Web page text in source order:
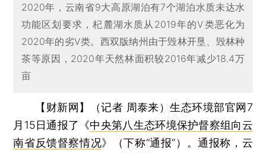
2020年，云南省9大高原湖泊有7个湖泊水质未达水
功能区划要求，杞麓湖水质从2019年的Ⅴ类恶化为
2020年的劣Ⅴ类。西双版纳州由于毁林开垦、毁林种
茶等原因，2020年天然林面积较2016年减少18.4万
亩
【财新网】（记者 周泰来）生态环境部官网7
月15日通报了《中央第八生态环境保护督察组向云
南省反馈督察情况》（下称“通报”）。通报称，云